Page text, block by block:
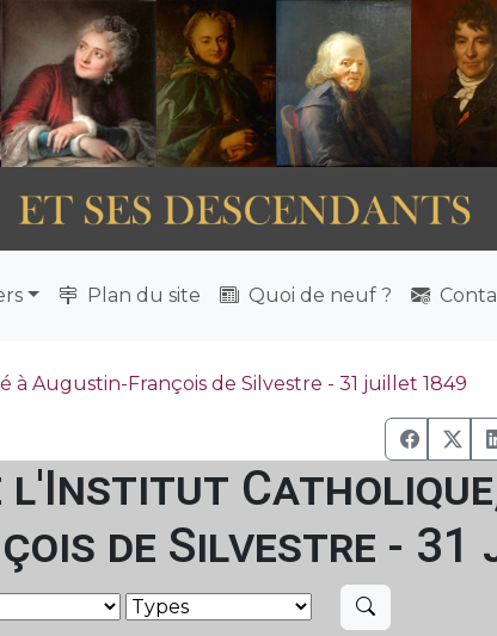
Plan du site Quoi de neuf ?
Augustin-François de Silvestre - 31 juillet 1849
l'Institut
de Silvestre -